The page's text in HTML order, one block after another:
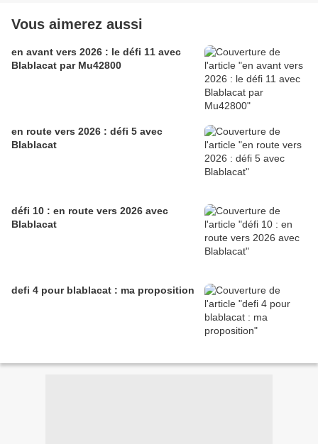
Vous aimerez aussi
en avant vers 2026 : le défi 11 avec
Blablacat par Mu42800
en route vers 2026 : défi 5 avec
Blablacat
défi 10 : en route vers 2026 avec
Blablacat
defi 4 pour blablacat : ma proposition